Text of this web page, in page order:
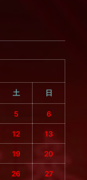
土 日
5 6
12 13
19 20
26 27